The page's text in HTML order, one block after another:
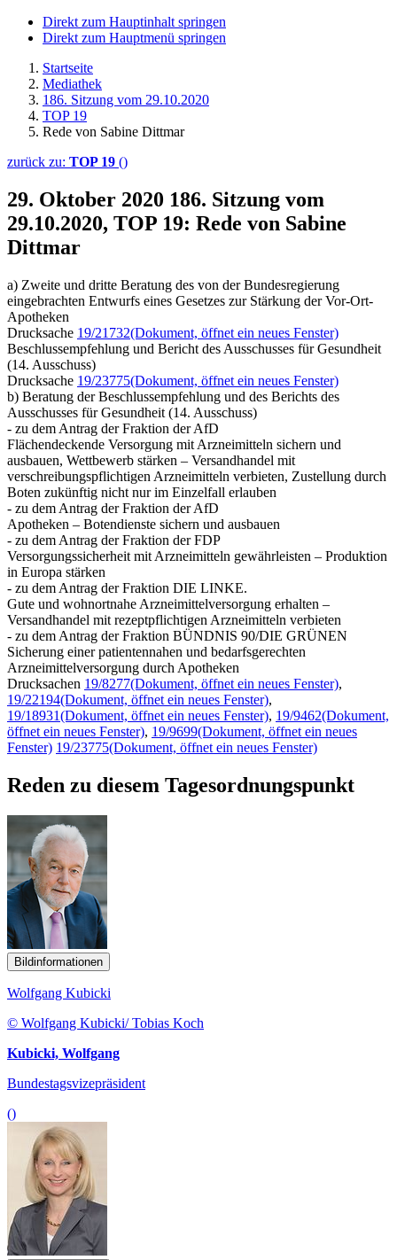
Direkt zum Hauptinhalt springen
Direkt zum Hauptmenü springen
Startseite
Mediathek
186. Sitzung vom 29.10.2020
TOP 19
Rede von Sabine Dittmar
zurück zu: TOP 19 ()
29. Oktober 2020 186. Sitzung vom
29.10.2020, TOP 19: Rede von Sabine
Dittmar
a) Zweite und dritte Beratung des von der Bundesregierung
eingebrachten Entwurfs eines Gesetzes zur Stärkung der Vor-Ort-
Apotheken
Drucksache 19/21732(Dokument, öffnet ein neues Fenster)
Beschlussempfehlung und Bericht des Ausschusses für Gesundheit
(14. Ausschuss)
Drucksache 19/23775(Dokument, öffnet ein neues Fenster)
b) Beratung der Beschlussempfehlung und des Berichts des
Ausschusses für Gesundheit (14. Ausschuss)
- zu dem Antrag der Fraktion der AfD
Flächendeckende Versorgung mit Arzneimitteln sichern und
ausbauen, Wettbewerb stärken – Versandhandel mit
verschreibungspflichtigen Arzneimitteln verbieten, Zustellung durch
Boten zukünftig nicht nur im Einzelfall erlauben
- zu dem Antrag der Fraktion der AfD
Apotheken – Botendienste sichern und ausbauen
- zu dem Antrag der Fraktion der FDP
Versorgungssicherheit mit Arzneimitteln gewährleisten – Produktion
in Europa stärken
- zu dem Antrag der Fraktion DIE LINKE.
Gute und wohnortnahe Arzneimittelversorgung erhalten –
Versandhandel mit rezeptpflichtigen Arzneimitteln verbieten
- zu dem Antrag der Fraktion BÜNDNIS 90/DIE GRÜNEN
Sicherung einer patientennahen und bedarfsgerechten
Arzneimittelversorgung durch Apotheken
Drucksachen 19/8277(Dokument, öffnet ein neues Fenster),
19/22194(Dokument, öffnet ein neues Fenster),
19/18931(Dokument, öffnet ein neues Fenster), 19/9462(Dokument,
öffnet ein neues Fenster), 19/9699(Dokument, öffnet ein neues
Fenster) 19/23775(Dokument, öffnet ein neues Fenster)
Reden zu diesem Tagesordnungspunkt
Bildinformationen
Wolfgang Kubicki
© Wolfgang Kubicki/ Tobias Koch
Kubicki, Wolfgang
Bundestagsvizepräsident
()